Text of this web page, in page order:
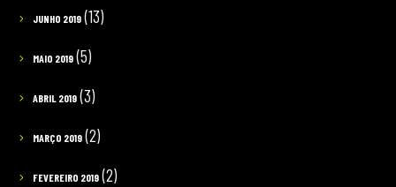
JUNHO 2019(13)
MAIO 2019(5)
ABRIL 2019(3)
MARÇO 2019(2)
FEVEREIRO 2019(2)